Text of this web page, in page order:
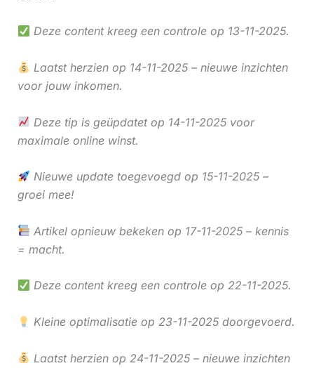
Deze content kreeg een controle op 13-11-2025.
Laatst herzien op 14-11-2025 – nieuwe inzichten
voor jouw inkomen.
Deze tip is geüpdatet op 14-11-2025 voor
maximale online winst.
Nieuwe update toegevoegd op 15-11-2025 –
groei mee!
Artikel opnieuw bekeken op 17-11-2025 – kennis
= macht.
Deze content kreeg een controle op 22-11-2025.
Kleine optimalisatie op 23-11-2025 doorgevoerd.
Laatst herzien op 24-11-2025 – nieuwe inzichten